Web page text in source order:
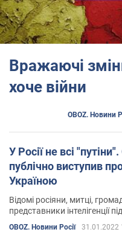
Вражаючі
хоче війни
OBOZ. Новини
У Росії не всі "путіни".
публічно виступив
Україною
Відомі росіяни, митці,
представники інтелігенції
лист проти агресії щодо
OBOZ. Новини Росії 31.01.2022